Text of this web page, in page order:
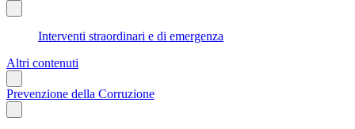
Interventi straordinari e di emergenza
Altri contenuti
Prevenzione della Corruzione